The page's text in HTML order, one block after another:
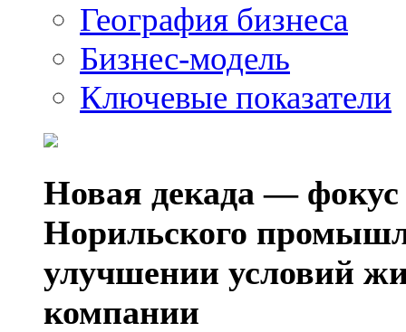
География бизнеса
Бизнес-модель
Ключевые показатели
Новая декада — фокус
Норильского
улучшении условий
компании